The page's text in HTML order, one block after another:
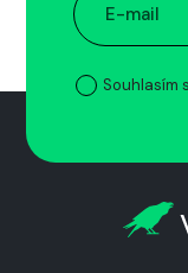
Souhlasím